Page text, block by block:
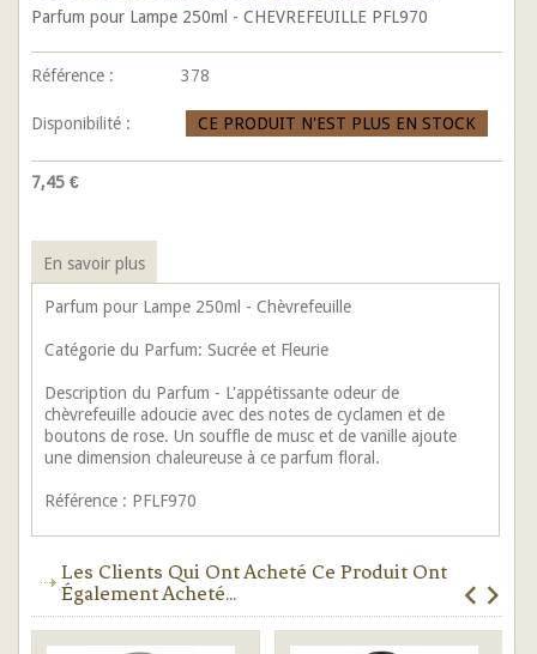
Parfum pour Lampe 250ml - CHEVREFEUILLE PFL970
Référence : 378
Disponibilité : CE PRODUIT N'EST PLUS EN STOCK
7,45 €
En savoir plus
Parfum pour Lampe 250ml - Chèvrefeuille
Catégorie du Parfum: Sucrée et Fleurie
Description du Parfum - L'appétissante odeur de
chèvrefeuille adoucie avec des notes de cyclamen et de
boutons de rose. Un souffle de musc et de vanille ajoute
une dimension chaleureuse à ce parfum floral.
Référence : PFLF970
Les Clients Qui Ont Acheté Ce Produit Ont
Également Acheté...